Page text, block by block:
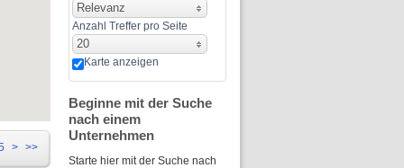
> >>
Relevanz
Anzahl Treffer pro Seite
20
Karte anzeigen
Beginne mit der Suche
nach einem
Unternehmen
Starte hier mit der Suche nach